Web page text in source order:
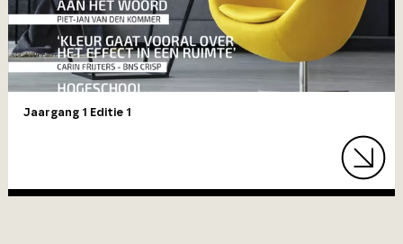
Jaargang 1 Editie 1